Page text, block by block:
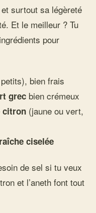
surtout sa légèreté
Et le meilleur ? Tu
pour
bien frais
grec bien crémeux
citron (jaune ou vert,
ciselée
de sel si tu veux
et l’aneth font tout